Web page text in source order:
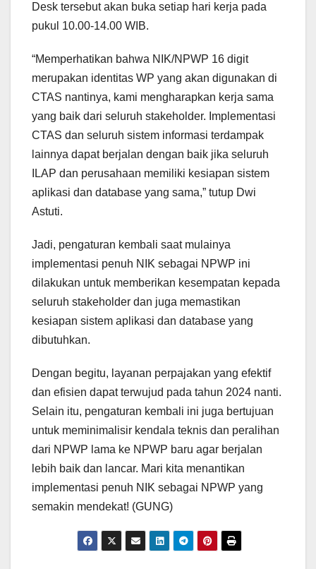
Desk tersebut akan buka setiap hari kerja pada
pukul 10.00-14.00 WIB.
“Memperhatikan bahwa NIK/NPWP 16 digit
merupakan identitas WP yang akan digunakan di
CTAS nantinya, kami mengharapkan kerja sama
yang baik dari seluruh stakeholder. Implementasi
CTAS dan seluruh sistem informasi terdampak
lainnya dapat berjalan dengan baik jika seluruh
ILAP dan perusahaan memiliki kesiapan sistem
aplikasi dan database yang sama,” tutup Dwi
Astuti.
Jadi, pengaturan kembali saat mulainya
implementasi penuh NIK sebagai NPWP ini
dilakukan untuk memberikan kesempatan kepada
seluruh stakeholder dan juga memastikan
kesiapan sistem aplikasi dan database yang
dibutuhkan.
Dengan begitu, layanan perpajakan yang efektif
dan efisien dapat terwujud pada tahun 2024 nanti.
Selain itu, pengaturan kembali ini juga bertujuan
untuk meminimalisir kendala teknis dan peralihan
dari NPWP lama ke NPWP baru agar berjalan
lebih baik dan lancar. Mari kita menantikan
implementasi penuh NIK sebagai NPWP yang
semakin mendekat! (GUNG)